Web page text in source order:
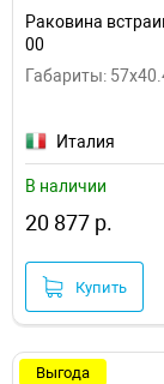
Раковина
00
Габариты:
Италия
В наличии
20 877 р.
Купить
Выгода